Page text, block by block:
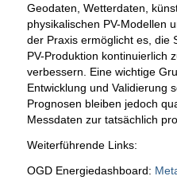
Geodaten, Wetterdaten,
physikalischen PV-Modellen
der Praxis ermöglicht es, die
PV-Produktion kontinuierlich
verbessern. Eine wichtige
Entwicklung und Validierung
Prognosen bleiben jedoch
Messdaten zur tatsächlich
Weiterführende Links:
OGD Energiedashboard: